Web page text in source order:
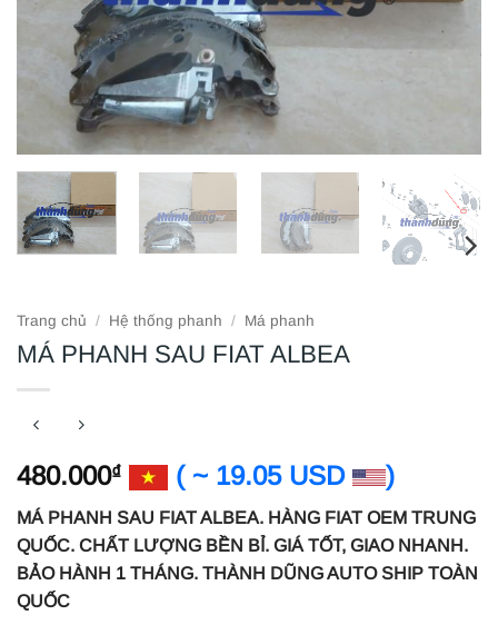
Trang chủ / Hệ thống phanh / Má phanh
MÁ PHANH SAU FIAT ALBEA
480.000₫ ( ~ 19.05 USD )
MÁ PHANH SAU FIAT ALBEA. HÀNG FIAT OEM TRUNG
QUỐC. CHẤT LƯỢNG BỀN BỈ. GIÁ TỐT, GIAO NHANH.
BẢO HÀNH 1 THÁNG. THÀNH DŨNG AUTO SHIP TOÀN
QUỐC